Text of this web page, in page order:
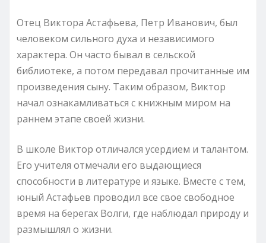
Отец Виктора Астафьева, Петр Иванович, был
человеком сильного духа и независимого
характера. Он часто бывал в сельской
библиотеке, а потом передавал прочитанные им
произведения сыну. Таким образом, Виктор
начал ознакамливаться с книжным миром на
раннем этапе своей жизни.
В школе Виктор отличался усердием и талантом.
Его учителя отмечали его выдающиеся
способности в литературе и языке. Вместе с тем,
юный Астафьев проводил все свое свободное
время на берегах Волги, где наблюдал природу и
размышлял о жизни.